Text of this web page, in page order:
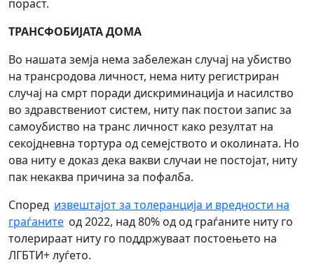
пораст.
ТРАНСФОБИЈАТА ДОМА
Во нашата земја нема забележан случај на убиство
на трансродова личност, нема ниту регистриран
случај на смрт поради дискриминација и насилство
во здравствениот систем, ниту пак постои запис за
самоубиство на транс личност како резултат на
секојдневна тортура од семејството и околината. Но
ова ниту е доказ дека вакви случаи не постојат, ниту
пак некаква причина за пофалба.
Според извештајот за толеранција и вредности на
граѓаните од 2022, над 80% од од граѓаните ниту го
толерираат ниту го поддржуваат постоењето на
ЛГБТИ+ луѓето.